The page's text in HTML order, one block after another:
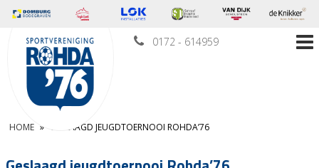
0172 - 614959
HOME » GESLAAGD JEUGDTOERNOOI ROHDA’76